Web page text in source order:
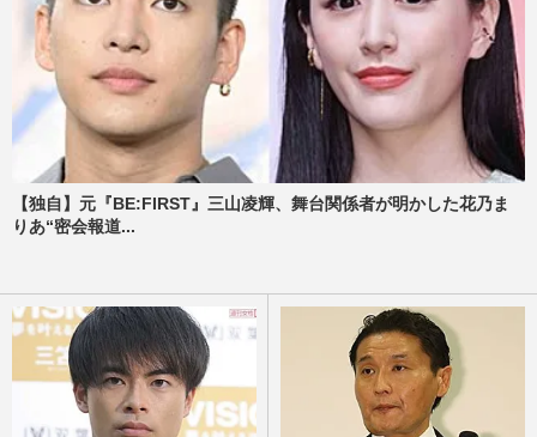
【独自】元『BE:FIRST』三山凌輝、舞台関係者が明かした花乃ま
りあ“密会報道...